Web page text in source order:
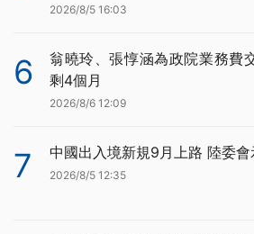
2026/8/5 16:03
6
翁曉玲、張惇涵為政院業務費
剩4個月
2026/8/6 12:09
7 中國出入境新規9月上路 陸委
2026/8/5 12:35